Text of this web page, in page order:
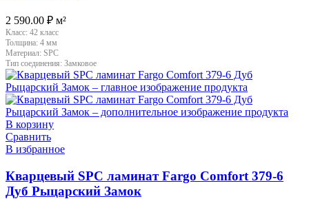
2 590.00 ₽ м²
Класс: 42 класс
Толщина: 4 мм
Материал: SPC
Тип соединения: Замковое
В корзину
Сравнить
В избранное
Кварцевый SPC ламинат Fargo Comfort 379-6
Дуб Рыцарский Замок